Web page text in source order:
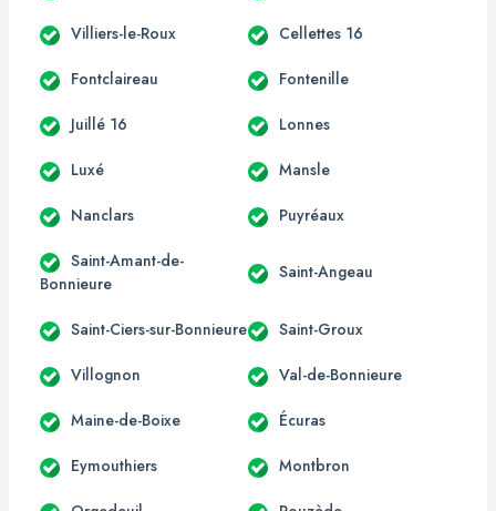
Villiers-le-Roux Cellettes 16
Fontclaireau Fontenille
Juillé 16 Lonnes
Luxé Mansle
Nanclars Puyréaux
Saint-Amant-de-
Bonnieure
Saint-Angeau
Saint-Ciers-sur-Bonnieure Saint-Groux
Villognon Val-de-Bonnieure
Maine-de-Boixe Écuras
Eymouthiers Montbron